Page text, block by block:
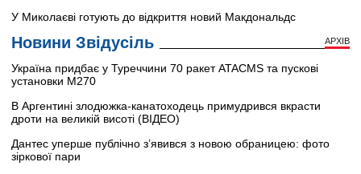
У Миколаєві готують до відкриття новий Макдональдс
Новини Звідусіль АРХІВ
Україна придбає у Туреччини 70 ракет ATACMS та пускові
установки M270
В Аргентині злодюжка-канатоходець примудрився вкрасти
дроти на великій висоті (ВІДЕО)
Дантес уперше публічно з’явився з новою обраницею: фото
зіркової пари